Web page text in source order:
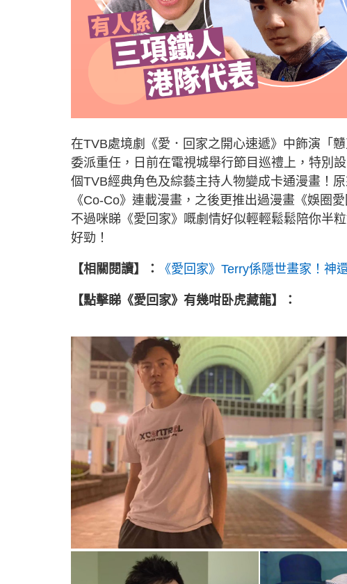
在TVB處境劇《愛．回家之開心速遞》中飾演「
委派重任，日前在電視城舉行節目巡禮上，特別
個TVB經典角色及綜藝主持人物變成卡通漫畫！
《Co-Co》連載漫畫，之後更推出過漫畫《娛圈
不過咪睇《愛回家》嘅劇情好似輕輕鬆鬆陪你半
好勁！
【相關閱讀】： 《愛回家》Terry係隱世畫家！
【點擊睇《愛回家》有幾咁卧虎藏龍】：